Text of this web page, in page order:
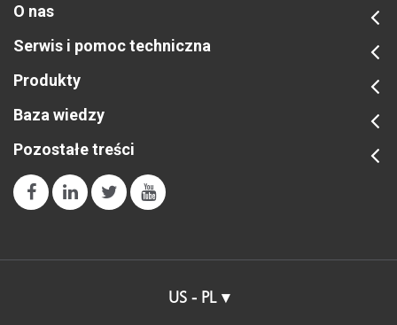
O nas
Serwis i pomoc techniczna
Produkty
Baza wiedzy
Pozostałe treści
US - PL